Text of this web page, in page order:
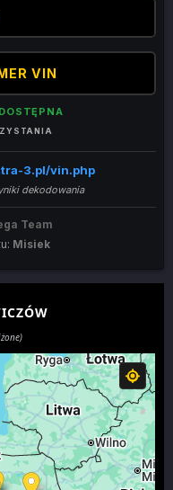
VIN
3.pl/vin.php
dekodowania
Team
Misiek